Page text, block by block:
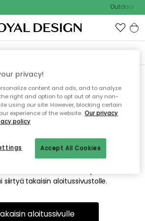
Outdoor
löydä
sivua
että sivua ei enää ole tai siitä, että se
Pahoittelemme tästä mahdollisesti
siirtyä takaisin aloitussivustolle.
aloitussivulle
privacy!
content and ads, and to analyze
right and option to opt out of any non-
using our site. However, blocking certain
experience of the website. Our privacy
policy
Accept All Cookies